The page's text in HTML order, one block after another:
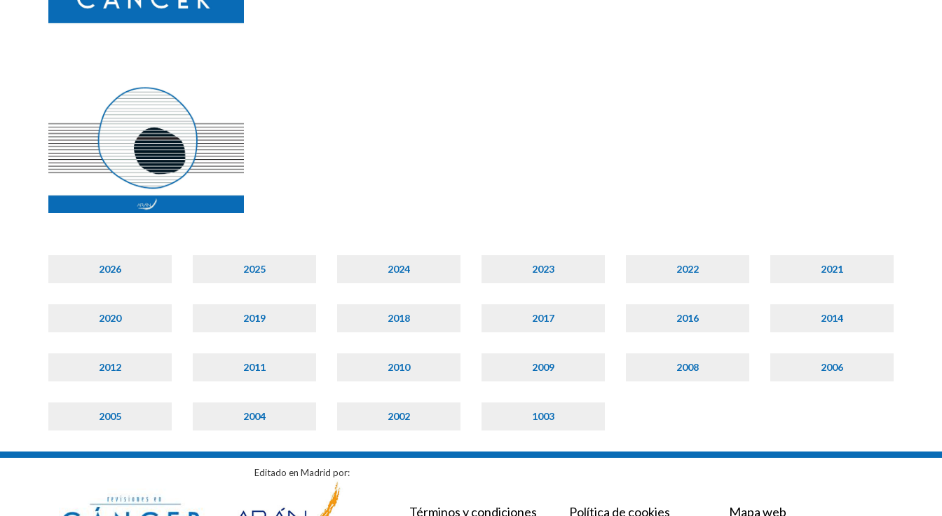
2026 2025 2024 2023 2022 2021
2020 2019 2018 2017 2016 2014
2012 2011 2010 2009 2008 2006
2005 2004 2002 1003
Editado en Madrid por:
Términos y condiciones Política de cookies Mapa web